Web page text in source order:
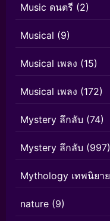
Music ดนตรี (2)
Musical (9)
Musical เพลง (15)
Musical เพลง (172)
Mystery ลึกลับ (74)
Mystery ลึกลับ (997)
Mythology เทพนิยาย
nature (9)